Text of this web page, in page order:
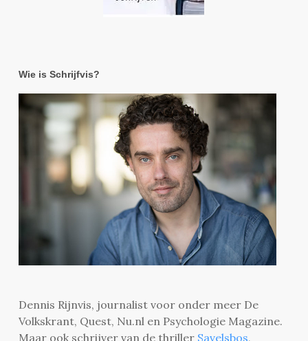
Wie is Schrijfvis?
Dennis Rijnvis, journalist voor onder meer De
Volkskrant, Quest, Nu.nl en Psychologie Magazine.
Maar ook schrijver van de thriller Savelsbos,